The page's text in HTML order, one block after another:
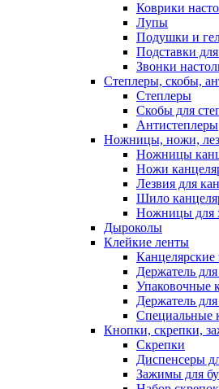
Коврики
Лупы
Подушки и
Подставки
Звонки
Степлеры, скобы,
Степлеры
Скобы для
Антистеплеры
Ножницы, ножи,
Ножницы
Ножи
Лезвия для
Шило
Ножницы для
Дыроколы
Клейкие ленты
Держатель
Упаковочные
Держатель
Специальные
Кнопки, скрепки,
Скрепки
Диспенсеры
Зажимы для